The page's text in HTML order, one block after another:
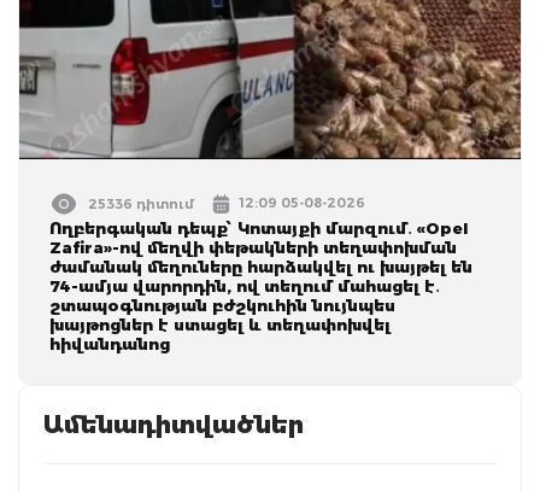
25336 դիտում 12:09 05-08-2026
Ողբերգական դեպք՝ Կոտայքի մարզում․ «Opel
Zafira»-ով մեղվի փեթակների տեղափոխման
ժամանակ մեղուները հարձակվել ու խայթել են
74-ամյա վարորդին, ով տեղում մահացել է․
շտապօգնության բժշկուհին նույնպես
խայթոցներ է ստացել և տեղափոխվել
հիվանդանոց
Ամենադիտվածներ